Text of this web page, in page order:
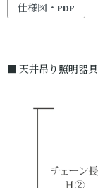
仕様図・PDF
■ 天井吊り照明器